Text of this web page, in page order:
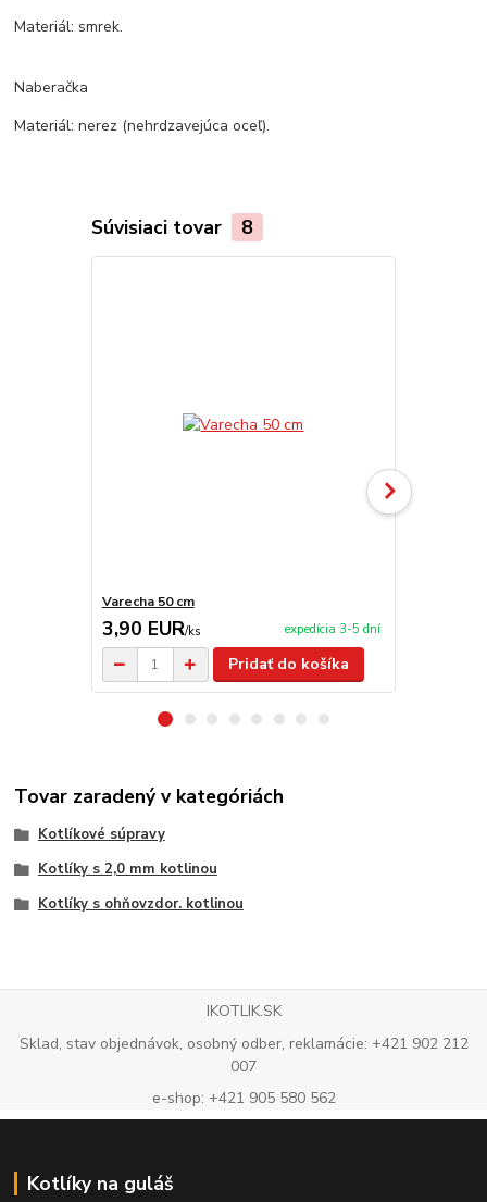
Materiál: smrek.
Naberačka
Materiál: nerez (nehrdzavejúca oceľ).
Súvisiaci tovar 8
Varecha 50 cm
3,90 EUR/ks expedícia 3-5 dní
Pridať do košíka
Tovar zaradený v kategóriách
Kotlíkové súpravy
Kotlíky s 2,0 mm kotlinou
Kotlíky s ohňovzdor. kotlinou
IKOTLIK.SK
Sklad, stav objednávok, osobný odber, reklamácie: +421 902 212
007
e-shop: +421 905 580 562
Kotlíky na guláš